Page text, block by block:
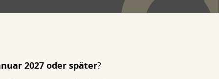
2027 oder später?